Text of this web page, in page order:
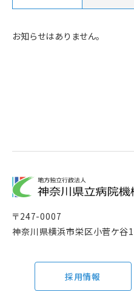
お知らせはありません。
〒247-0007
神奈川県横浜市栄区小菅ケ谷
採用情報